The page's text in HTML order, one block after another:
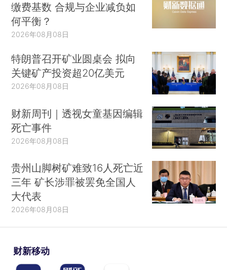
缴费基数 合规与企业减负如
何平衡？
2026年08月08日
特朗普召开矿业圆桌会 拟向
关键矿产投资超20亿美元
2026年08月08日
财新周刊｜透视女童基因编辑
死亡事件
2026年08月08日
贵州山脚树矿难致16人死亡近
三年 矿长涉罪被罢免全国人
大代表
2026年08月08日
财新移动